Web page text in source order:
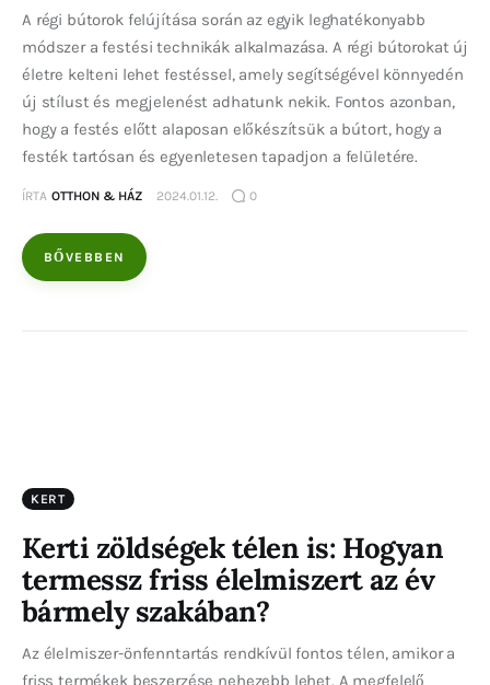
A régi bútorok felújítása során az egyik leghatékonyabb
módszer a festési technikák alkalmazása. A régi bútorokat új
életre kelteni lehet festéssel, amely segítségével könnyedén
új stílust és megjelenést adhatunk nekik. Fontos azonban,
hogy a festés előtt alaposan előkészítsük a bútort, hogy a
festék tartósan és egyenletesen tapadjon a felületére.
ÍRTA OTTHON & HÁZ 2024.01.12. 0
BŐVEBBEN
KERT
Kerti zöldségek télen is: Hogyan
termessz friss élelmiszert az év
bármely szakában?
Az élelmiszer-önfenntartás rendkívül fontos télen, amikor a